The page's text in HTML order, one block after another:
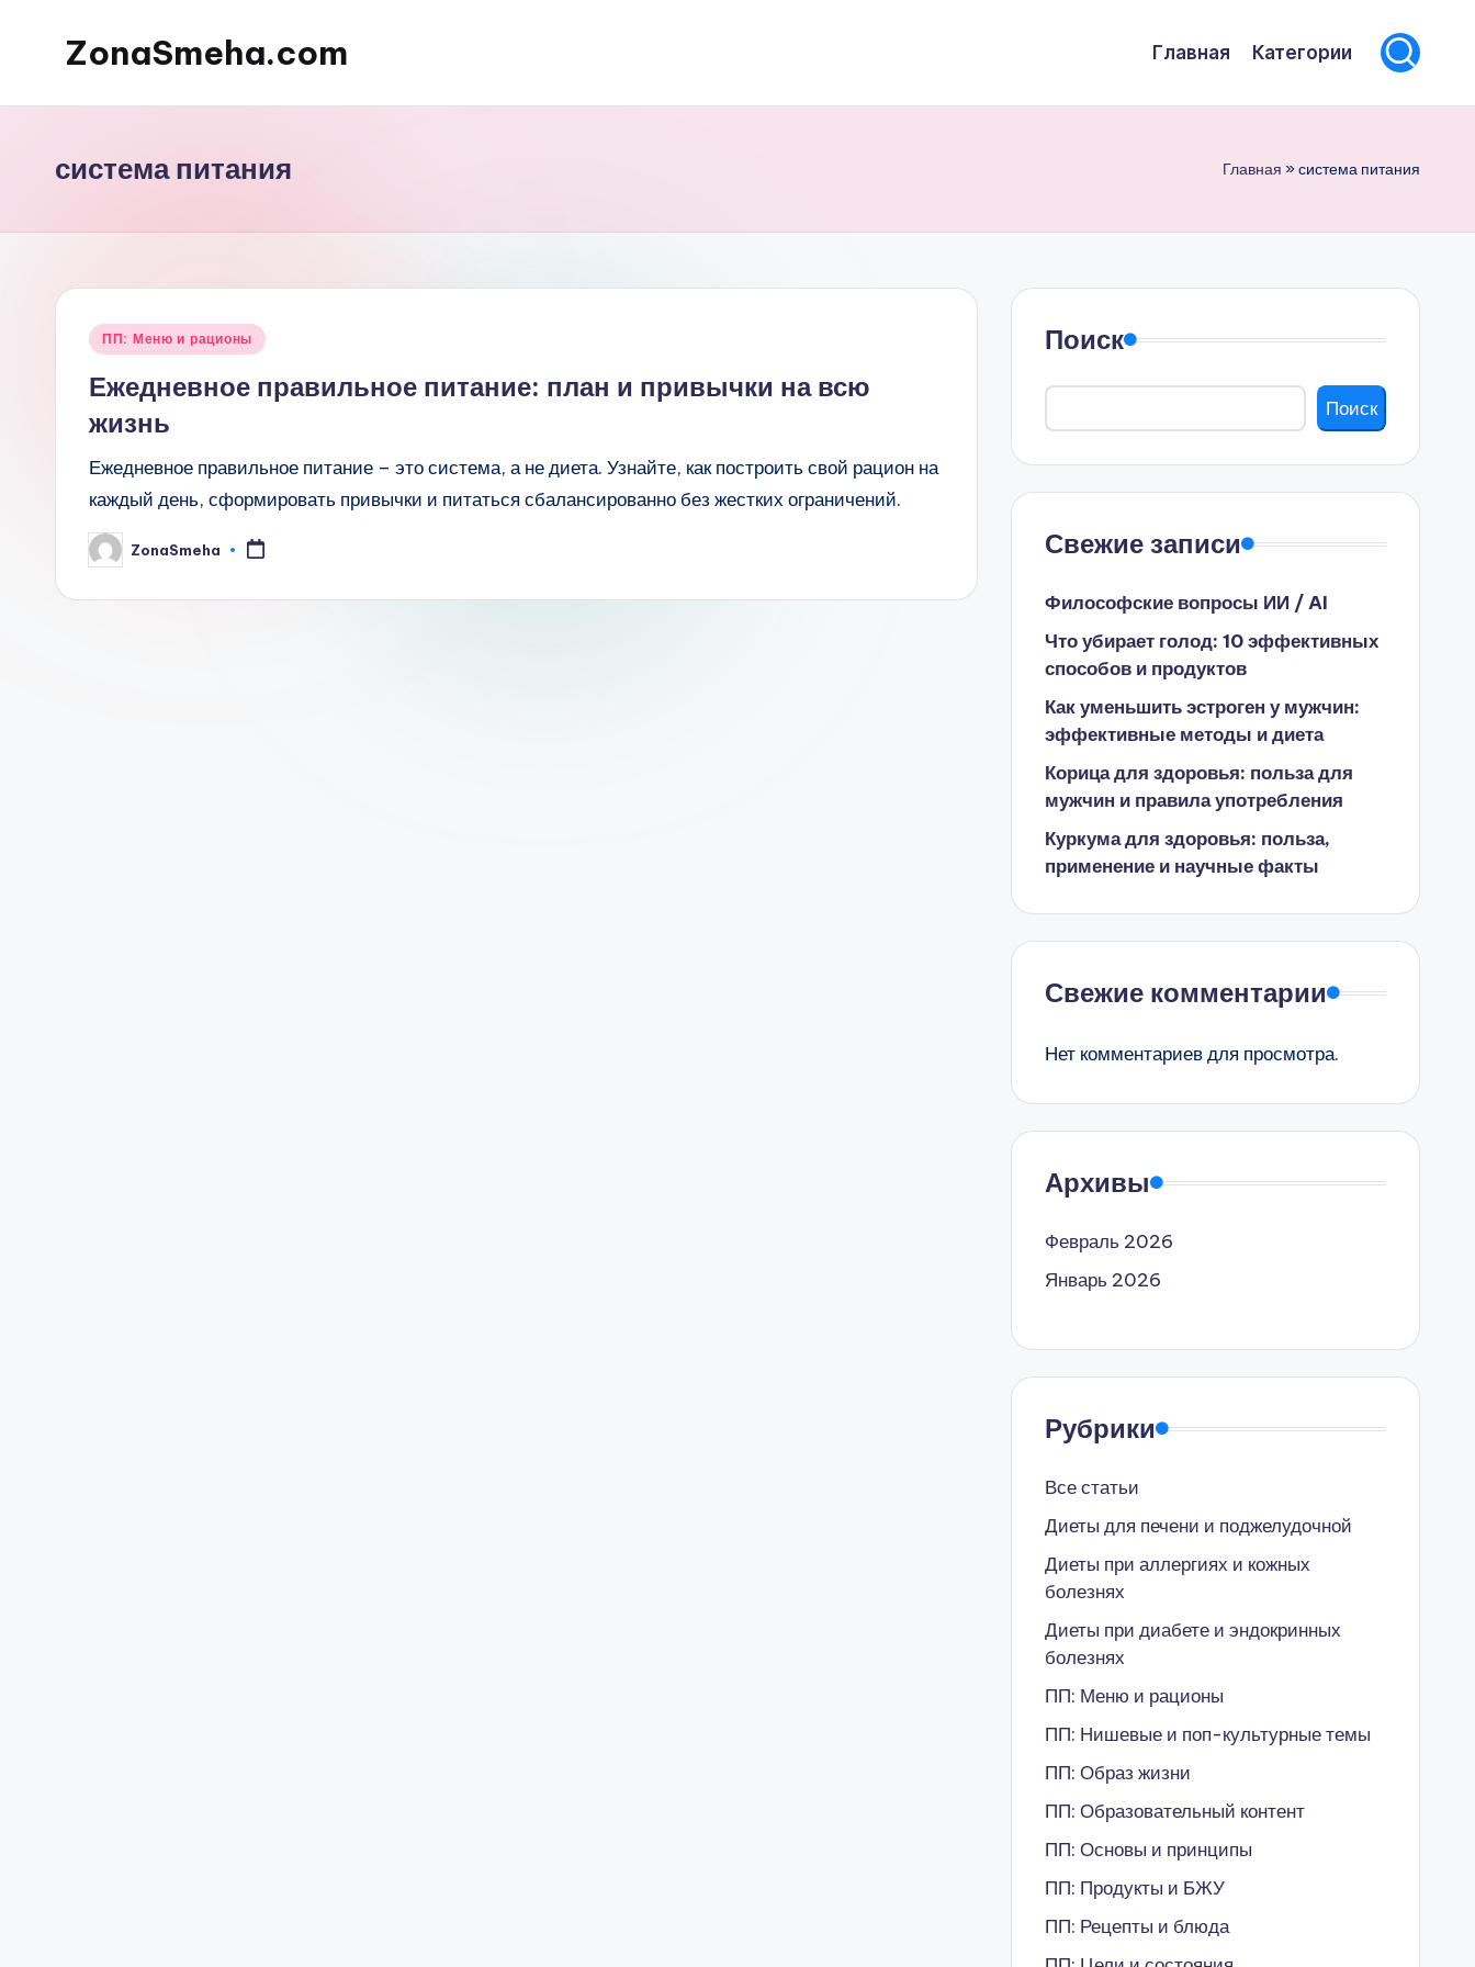
ПерейтиZonaSmeha.com
Правильное
Главная Категории
система питания Главная »система питания
Опубликовано
ПП: Меню и рационы
Ежедневное правильное питание: план и привычки на всю
жизнь
Ежедневное правильное питание – это система, а не диета. Узнайте, как построить свой рацион на
каждый день, сформировать привычки и питаться сбалансированно без жестких ограничений.
Запись
от
ZonaSmeha
Поиск
Поиск
Свежие записи
Философские вопросы ИИ / AI
Что убирает голод: 10 эффективных
способов и продуктов
Как уменьшить эстроген у мужчин:
эффективные методы и диета
Корица для здоровья: польза для
мужчин и правила употребления
Куркума для здоровья: польза,
применение и научные факты
Свежие комментарии
Нет комментариев для просмотра.
Архивы
Февраль 2026
Январь 2026
Рубрики
Все статьи
Диеты для печени и поджелудочной
Диеты при аллергиях и кожных
болезнях
Диеты при диабете и эндокринных
болезнях
ПП: Меню и рационы
ПП: Нишевые и поп-культурные темы
ПП: Образ жизни
ПП: Образовательный контент
ПП: Основы и принципы
ПП: Продукты и БЖУ
ПП: Рецепты и блюда